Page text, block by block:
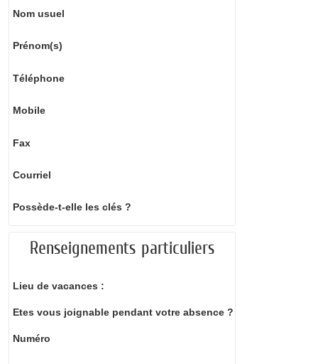
Nom usuel
Prénom(s)
Téléphone
Mobile
Fax
Courriel
Possède-t-elle les clés ?
Renseignements particuliers
Lieu de vacances :
Etes vous joignable pendant votre absence ?
Numéro